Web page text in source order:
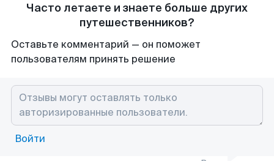
Часто летаете и знаете больше других
путешественников?
Оставьте комментарий — он поможет
пользователям принять решение
Войти